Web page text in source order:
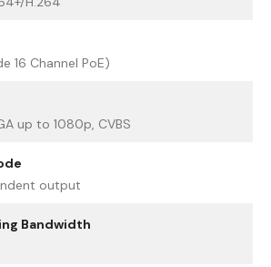
16 Channel PoE)
up to 1080p, CVBS
output
Bandwidth